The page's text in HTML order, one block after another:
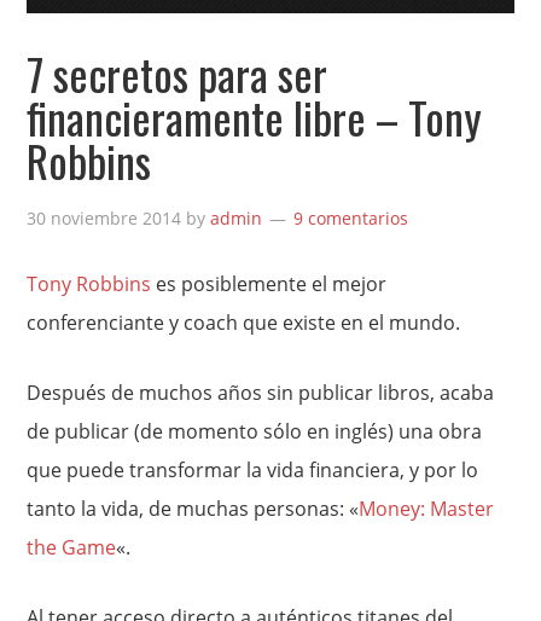
7 secretos para ser
financieramente libre – Tony
Robbins
30 noviembre 2014 byadmin 9 comentarios
Tony Robbins es posiblemente el mejor
conferenciante y coach que existe en el mundo.
Después de muchos años sin publicar libros, acaba
de publicar (de momento sólo en inglés) una obra
que puede transformar la vida financiera, y por lo
tanto la vida, de muchas personas: «Money: Master
the Game«.